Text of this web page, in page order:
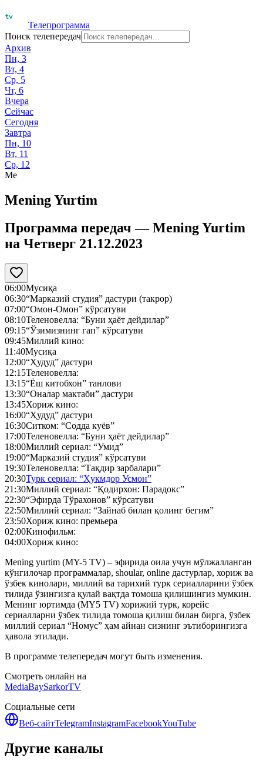
Телепрограмма
Поиск телепередач
Архив
Пн, 3
Вт, 4
Ср, 5
Чт, 6
Вчера
Сейчас
Сегодня
Завтра
Пн, 10
Вт, 11
Ср, 12
Me
Mening Yurtim
Программа передач —Mening Yurtim
на Четверг 21.12.2023
06:00Мусиқа
06:30“Марказий студия” дастури (такрор)
07:00“Омон-Омон” кўрсатуви
08:10Теленовелла: “Буни ҳаёт дейдилар”
09:15“Ўзимизнинг гап” кўрсатуви
09:45Миллий кино:
11:40Мусиқа
12:00“Ҳудуд” дастури
12:15Теленовелла:
13:15“Ёш китобхон” танлови
13:30“Оналар мактаби” дастури
13:45Хориж кино:
16:00“Ҳудуд” дастури
16:30Ситком: “Содда куёв”
17:00Теленовелла: “Буни ҳаёт дейдилар”
18:00Миллий сериал: “Умид”
19:00“Марказий студия” кўрсатуви
19:30Теленовелла: “Тақдир зарбалари”
20:30Турк сериал: “Ҳукмдор Усмон”
21:30Миллий сериал: “Қодирхон: Парадокс”
22:30“Эфирда Тўрахонов” кўрсатуви
22:50Миллий сериал: “Зайнаб билан қолинг бегим”
23:50Хориж кино: премьера
02:00Кинофильм:
04:00Хориж кино:
Mening yurtim (MY-5 TV) – эфирида оила учун мўлжалланган
кўнгилочар программалар, shoular, online дастурлар, хориж ва
ўзбек кинолари, миллий ва тарихий турк сериалларини ўзбек
тилида ўзингизга қулай вақтда томоша қилишингиз мумкин.
Менинг юртимда (MY5 TV) хорижий турк, корейс
сериалларни ўзбек тилида томоша қилиш билан бирга, ўзбек
миллий сериал “Номус” ҳам айнан сизнинг эътиборингизга
ҳавола этилади.
В программе телепередач могут быть изменения.
Смотреть онлайн на
MediaBaySarkorTV
Социальные сети
Веб-сайтTelegramInstagramFacebookYouTube
Другие каналы